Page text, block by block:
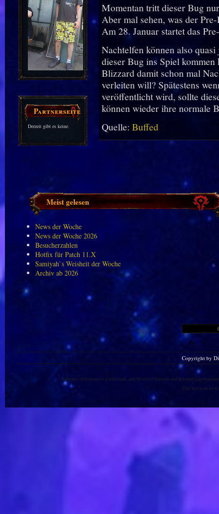
Partnerseiten
Derzeit gibt es keine.
Momentan tritt dieser Bug
Aber mal sehen, was der
Am 28. Januar startet das
Nachtelfen können also
dieser Bug ins Spiel
Blizzard damit schon mal
verleiten will? Spätestens
veröffentlicht wird, sollte
können wieder ihre normale
Quelle: Buffed
Meist gelesen
News der Woche
News der Woche 2026
Besucherzahlen
Hotfix für Patch 11.X
Samiyah`s Weisheit der Woche
Archiv ab 2026
Copyright by
Warlords of Draenor is a trademark, and World of Warcraft and Blizzard
This site is in no